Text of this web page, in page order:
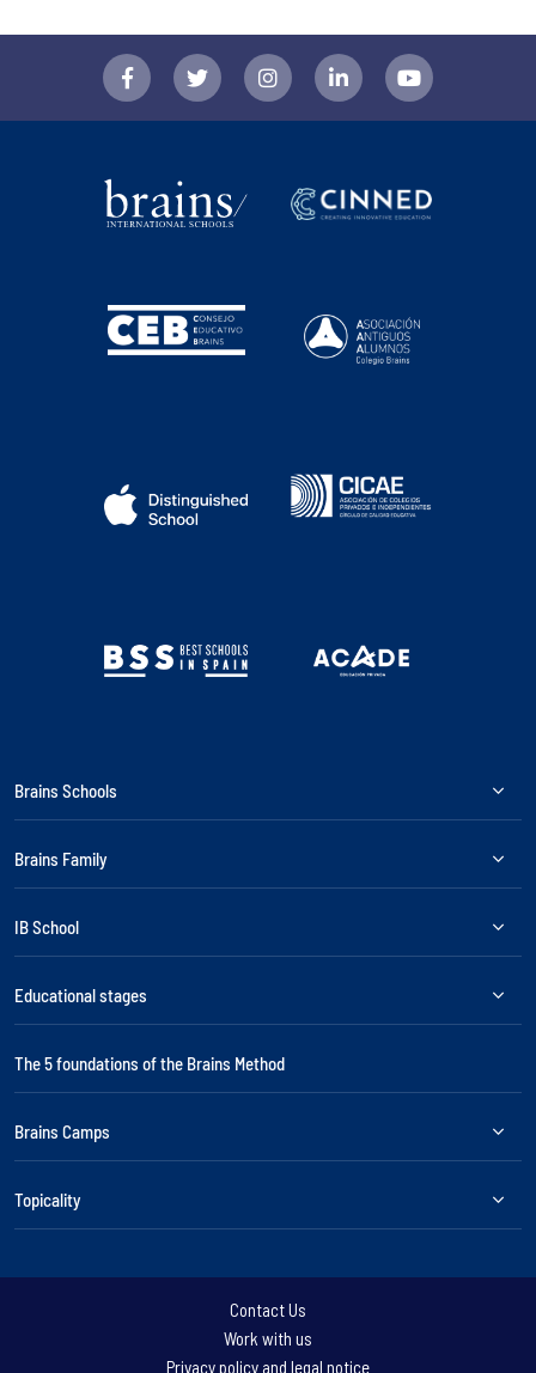
Brains Schools
Brains Family
IB School
Educational stages
The 5 foundations of the Brains Method
Brains Camps
Topicality
Contact Us
Work with us
Privacy policy and legal notice